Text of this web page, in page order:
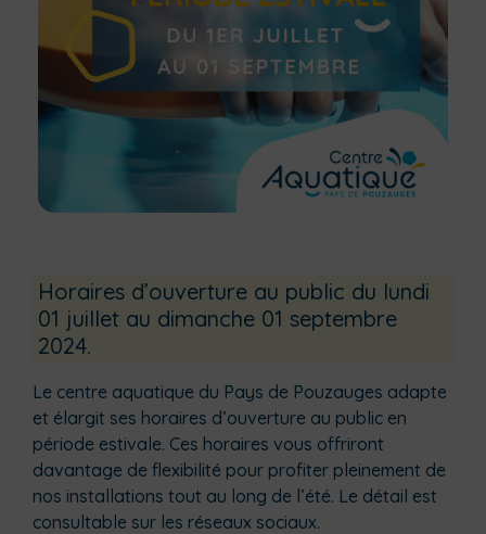
Horaires d’ouverture au public du lundi
01 juillet au dimanche 01 septembre
2024.
Le centre aquatique du Pays de Pouzauges adapte
et élargit ses horaires d’ouverture au public en
période estivale. Ces horaires vous offriront
davantage de flexibilité pour profiter pleinement de
nos installations tout au long de l’été. Le détail est
consultable sur les réseaux sociaux.